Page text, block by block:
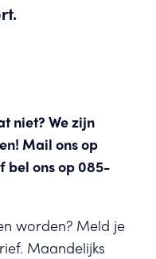
niet? We zijn
Mail ons op
bel ons op 085-
worden? Meld je
Maandelijks